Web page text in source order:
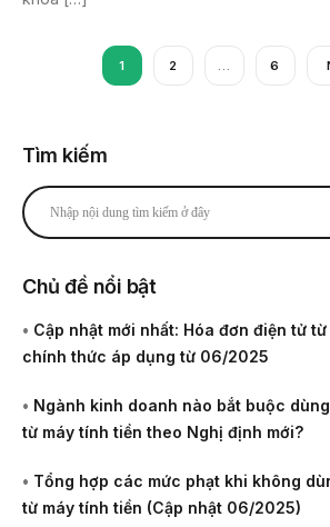
1 2 … 6
Tìm kiếm
Chủ đề nổi bật
• Cập nhật mới nhất: Hóa đơn điện tử
chính thức áp dụng từ 06/2025
• Ngành kinh doanh nào bắt buộc
từ máy tính tiền theo Nghị định mới?
• Tổng hợp các mức phạt khi không
từ máy tính tiền (Cập nhật 06/2025)